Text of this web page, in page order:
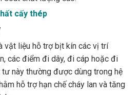
cấy thép
các điểm đi dây, đi cáp hoặc đi
này thường được dùng trong hệ
hỗ trợ hạn chế cháy lan và tăng